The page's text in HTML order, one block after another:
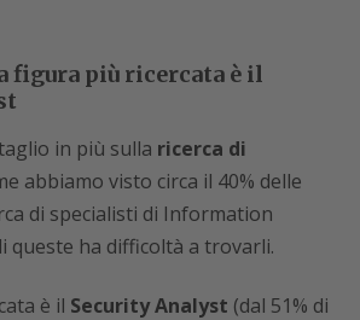
figura più ricercata è il
in più sulla ricerca di
abbiamo visto circa il 40% delle
di specialisti di Information
queste ha difficoltà a trovarli.
è il Security Analyst (dal 51% di